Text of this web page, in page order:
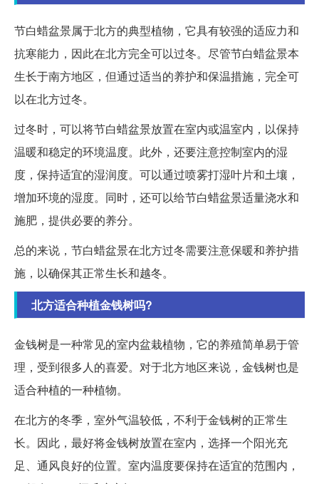
节白蜡盆景属于北方的典型植物，它具有较强的适应力和
抗寒能力，因此在北方完全可以过冬。尽管节白蜡盆景本
生长于南方地区，但通过适当的养护和保温措施，完全可
以在北方过冬。
过冬时，可以将节白蜡盆景放置在室内或温室内，以保持
温暖和稳定的环境温度。此外，还要注意控制室内的湿
度，保持适宜的湿润度。可以通过喷雾打湿叶片和土壤，
增加环境的湿度。同时，还可以给节白蜡盆景适量浇水和
施肥，提供必要的养分。
总的来说，节白蜡盆景在北方过冬需要注意保暖和养护措
施，以确保其正常生长和越冬。
北方适合种植金钱树吗?
金钱树是一种常见的室内盆栽植物，它的养殖简单易于管
理，受到很多人的喜爱。对于北方地区来说，金钱树也是
适合种植的一种植物。
在北方的冬季，室外气温较低，不利于金钱树的正常生
长。因此，最好将金钱树放置在室内，选择一个阳光充
足、通风良好的位置。室内温度要保持在适宜的范围内，